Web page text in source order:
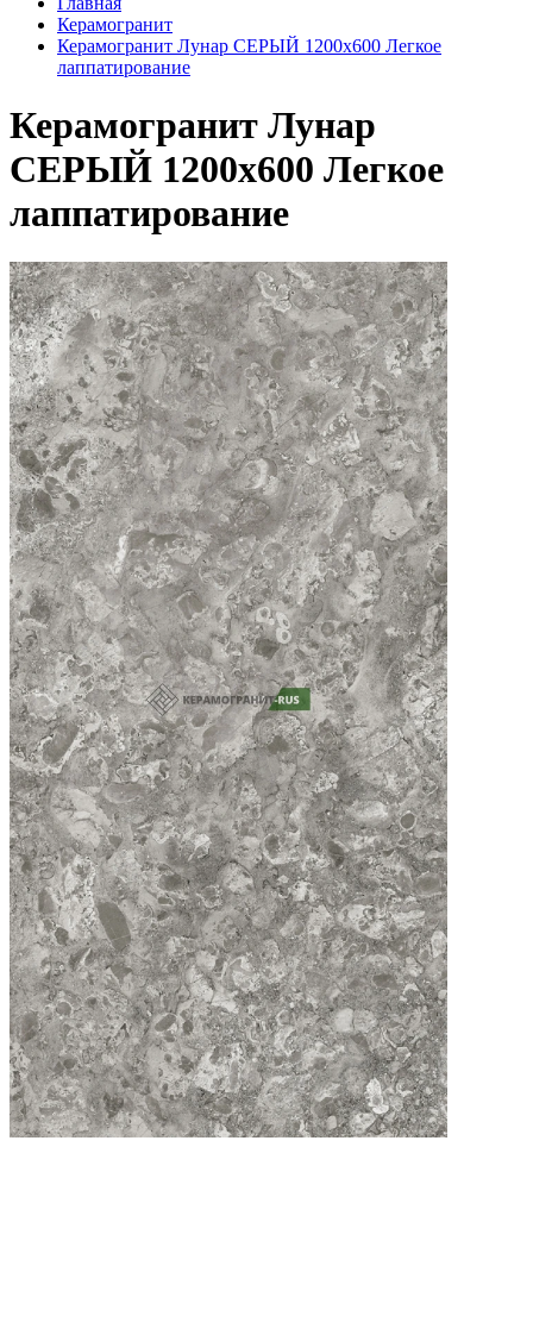
Керамогранит
Керамогранит Лунар СЕРЫЙ 1200x600 Легкое
лаппатирование
Керамогранит Лунар
СЕРЫЙ 1200x600 Легкое
лаппатирование